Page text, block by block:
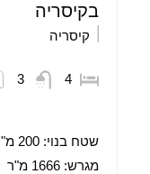
בקיסריה
קיסריה
4
3
שטח בנוי:200 מ"ר
מגרש:1666 מ"ר